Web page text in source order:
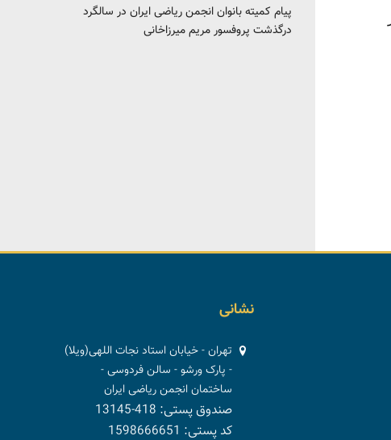
پیام کمیته بانوان انجمن ریاضی ایران در سالگرد
درگذشت پروفسور مریم میرزاخانی
نشانی
تهران - خیابان استاد نجات اللهی(ویلا)
- پارک ورشو - سالن فردوسی -
ساختمان انجمن ریاضی ایران
صندوق پستی: 418-13145
کد پستی: 1598666651